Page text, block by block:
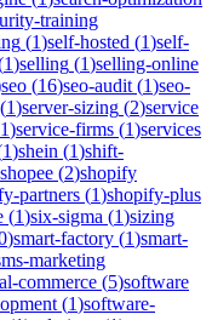
training
(1)self-hosted (1)self-
1)selling (1)selling-online
seo (16)seo-audit (1)seo-
(1)server-sizing (2)service
1)service-firms (1)services
1)shein (1)shift-
shopee (2)shopify
partners (1)shopify-plus
(1)six-sigma (1)sizing
)smart-factory (1)smart-
marketing
commerce (5)software
(1)software-